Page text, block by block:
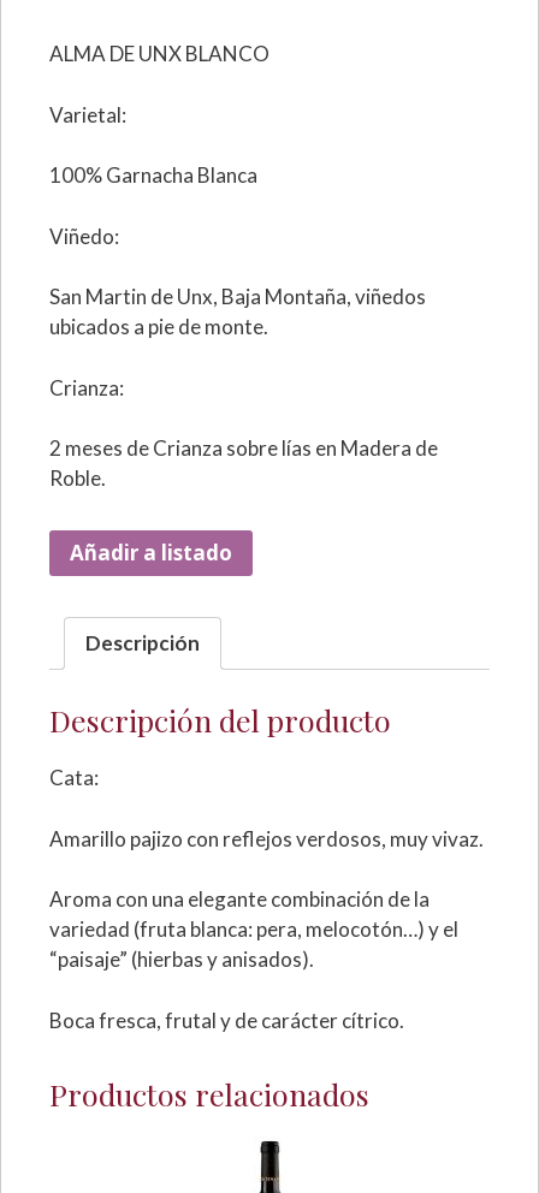
ALMA DE UNX BLANCO
Varietal:
100% Garnacha Blanca
Viñedo:
San Martin de Unx, Baja Montaña, viñedos
ubicados a pie de monte.
Crianza:
2 meses de Crianza sobre lías en Madera de
Roble.
Añadir a listado
Descripción
Descripción del producto
Cata:
Amarillo pajizo con reflejos verdosos, muy vivaz.
Aroma con una elegante combinación de la
variedad (fruta blanca: pera, melocotón…) y el
“paisaje” (hierbas y anisados).
Boca fresca, frutal y de carácter cítrico.
Productos relacionados